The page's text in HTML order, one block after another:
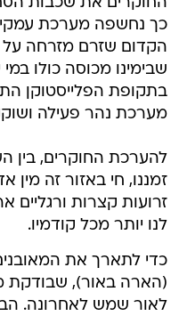
כך נחשפה מערכת
הקדום שזרם מזרחה על
שבימינו מכוסה כולו
בתקופת הפלייסטוקן
מערכת נהר פעילה
זמננו, חי באזור זה מין
זרועות קצרות ורגליים
לנו יותר מכל קודמיו.
(הארה באור), שבודקת
לאור שמש לאחרונה.